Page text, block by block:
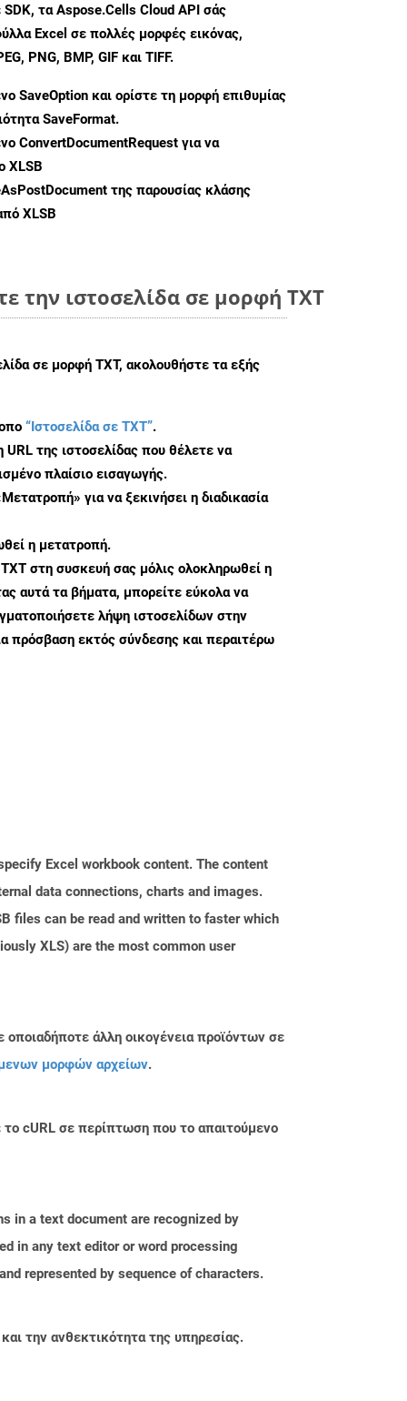
SDK, τα Aspose.Cells Cloud API σάς
Excel σε πολλές μορφές εικόνας,
PNG, BMP, GIF και TIFF.
SaveOption και ορίστε τη μορφή επιθυμίας
SaveFormat.
ConvertDocumentRequest για να
XLSB
της παρουσίας κλάσης
XLSB
την ιστοσελίδα σε μορφή TXT
σε μορφή TXT, ακολουθήστε τα εξής
“Ιστοσελίδα σε TXT”.
URL της ιστοσελίδας που θέλετε να
πλαίσιο εισαγωγής.
για να ξεκινήσει η διαδικασία
η μετατροπή.
στη συσκευή σας μόλις ολοκληρωθεί η
αυτά τα βήματα, μπορείτε εύκολα να
λήψη ιστοσελίδων στην
πρόσβαση εκτός σύνδεσης και περαιτέρω
Excel workbook content. The content
data connections, charts and images.
files can be read and written to faster which
XLS) are the most common user
άλλη οικογένεια προϊόντων σε
μορφών αρχείων.
το cURL σε περίπτωση που το απαιτούμενο
in a text document are recognized by
in any text editor or word processing
represented by sequence of characters.
την ανθεκτικότητα της υπηρεσίας.